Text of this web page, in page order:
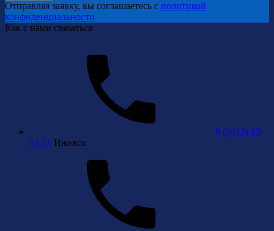
Отправляя заявку, вы соглашаетесь с политикой
конфиденциальности
Как с нами связаться
8 (3412) 23-
53-11 Ижевск